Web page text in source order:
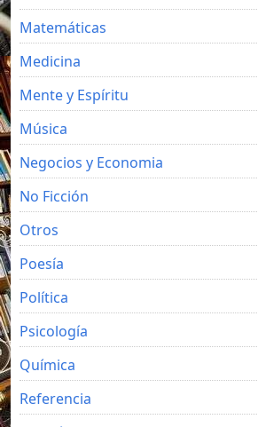
Matemáticas
Medicina
Mente y Espíritu
Música
Negocios y Economia
No Ficción
Otros
Poesía
Política
Psicología
Química
Referencia